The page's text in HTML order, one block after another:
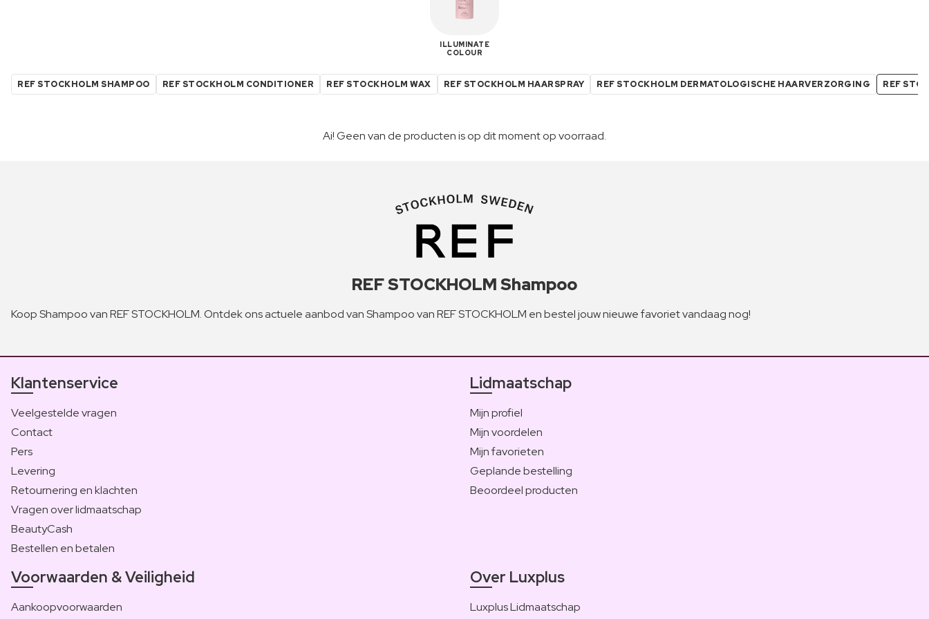
ILLUMINATE
COLOUR
REF STOCKHOLM SHAMPOO REF STOCKHOLM CONDITIONER REF STOCKHOLM WAX REF STOCKHOLM HAARSPRAY REF STOCKHOLM DERMATOLOGISCHE HAARVERZORGING REF
Ai! Geen van de producten is op dit moment op voorraad.
REF STOCKHOLM Shampoo
Koop Shampoo van REF STOCKHOLM. Ontdek ons actuele aanbod van Shampoo van REF STOCKHOLM en bestel jouw nieuwe favoriet vandaag nog!
Klantenservice
Veelgestelde vragen
Contact
Pers
Levering
Retournering en klachten
Vragen over lidmaatschap
BeautyCash
Bestellen en betalen
Lidmaatschap
Mijn profiel
Mijn voordelen
Mijn favorieten
Geplande bestelling
Beoordeel producten
Voorwaarden & Veiligheid
Aankoopvoorwaarden
Over Luxplus
Luxplus Lidmaatschap